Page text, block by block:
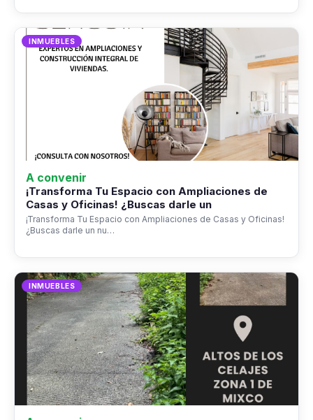
INMUEBLES
A convenir
¡Transforma Tu Espacio con Ampliaciones de
Casas y Oficinas! ¿Buscas darle un
¡Transforma Tu Espacio con Ampliaciones de Casas y Oficinas!
¿Buscas darle un nu…
INMUEBLES